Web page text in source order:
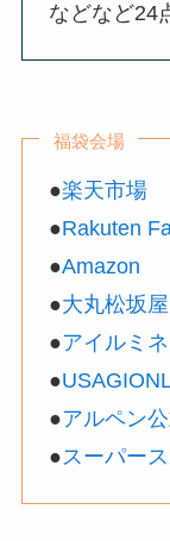
などなど24
福袋会場
●楽天市場
●Rakuten
●Amazon
●大丸松坂屋
●アイルミネ
●
●アルペン
●スーパー